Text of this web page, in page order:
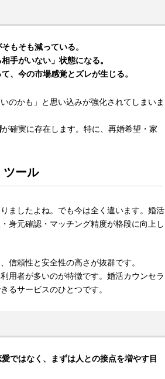
もそも減っている。
手がいない」状態になる。
、今の市場感覚とズレが生じる。
のかも」と思い込みが強化されてしまいま
が確実に存在します。特に、再婚希望・家
ツール
ましたよね。でも今は全く違います。婚活
身元確認・マッチング精度が格段に向上し
信頼性と安全性の高さが抜群です。
用者が多いのが特徴です。婚活カウンセラ
るサービスのひとつです。
愛ではなく、まずは人との接点を増やす目